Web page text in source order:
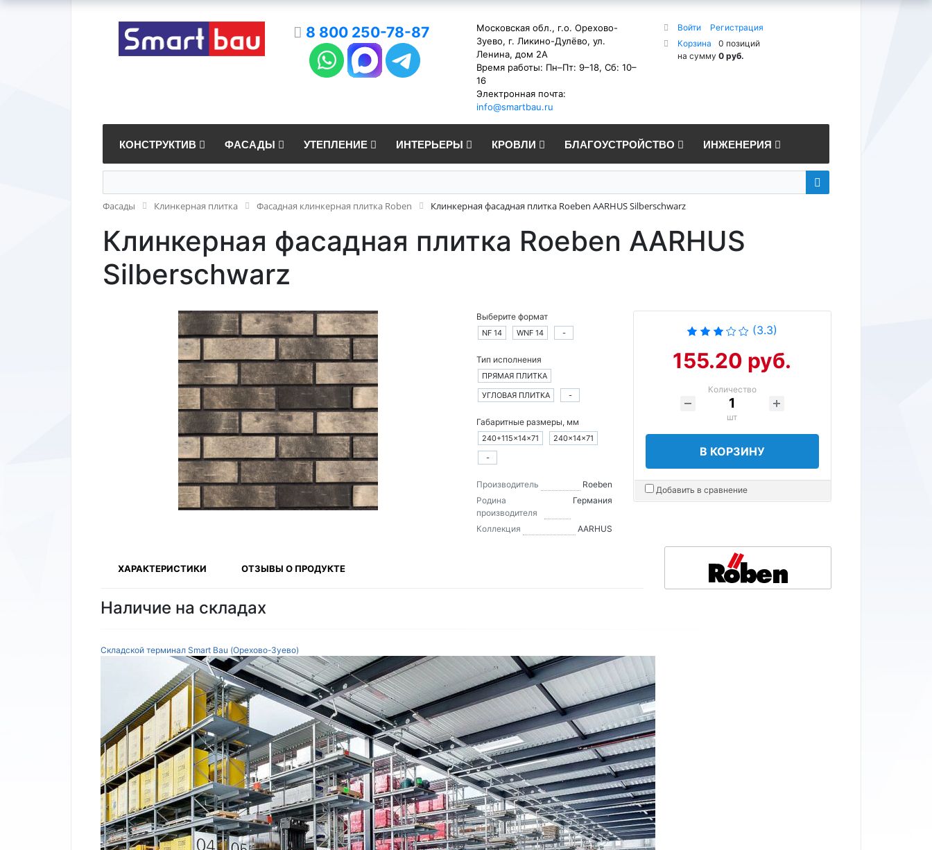
8 800 250-78-87
Московская обл., г.о. Орехово-
Зуево, г. Ликино-Дулёво, ул.
Ленина, дом 2А
Время работы: Пн–Пт: 9–18, Сб: 10–
16
Электронная почта:
info@smartbau.ru
Войти
Регистрация
Корзина
0 позиций
на сумму 0 руб.
КОНСТРУКТИВ ФАСАДЫ УТЕПЛЕНИЕ ИНТЕРЬЕРЫ КРОВЛИ БЛАГОУСТРОЙСТВО ИНЖЕНЕРИЯ
Фасады Клинкерная плитка Фасадная клинкерная плитка Roben Клинкерная фасадная плитка Roeben AARHUS Silberschwarz
Клинкерная фасадная плитка Roeben AARHUS
Silberschwarz
Выберите формат
NF 14 WNF 14 -
Тип исполнения
ПРЯМАЯ ПЛИТКА
УГЛОВАЯ ПЛИТКА
-
Габаритные размеры, мм
240+115×14×71
240×14×71
-
Производитель
Roeben
Родина
производителя
Германия
Коллекция AARHUS
(3.3)
155.20 руб.
Количество
шт
В КОРЗИНУ
Добавить в сравнение
ХАРАКТЕРИСТИКИ ОТЗЫВЫ О ПРОДУКТЕ
Наличие на складах
Складской терминал Smart Bau (Орехово-Зуево)